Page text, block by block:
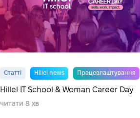
Статті Hillel news Працевлаштування
Hillel IT School & Woman Career Day
читати 8 хв